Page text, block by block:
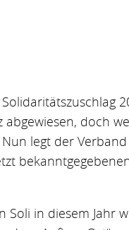
doch
legt der
Soli in diesem Jahr